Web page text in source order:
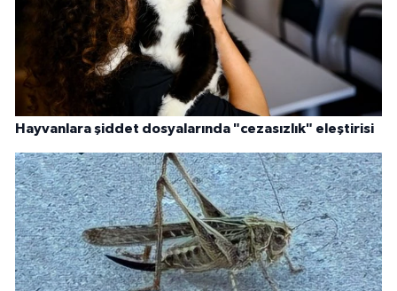
Hayvanlara şiddet dosyalarında "cezasızlık" eleştirisi